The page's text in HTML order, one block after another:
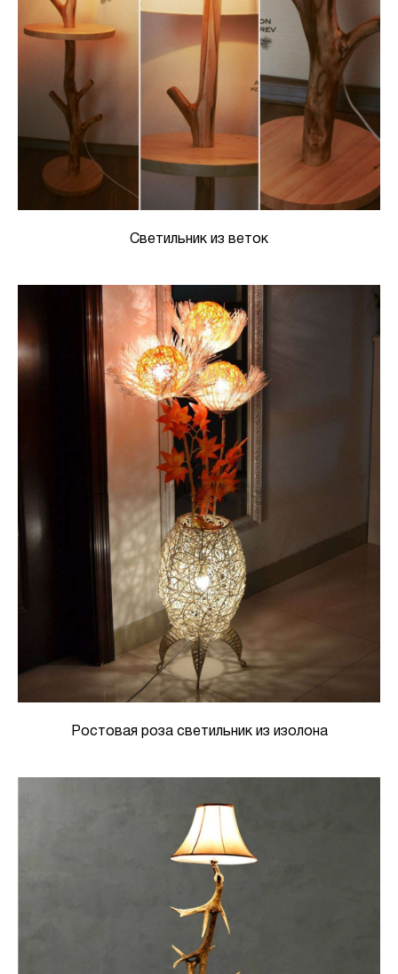
Светильник из веток
Ростовая роза светильник из изолона